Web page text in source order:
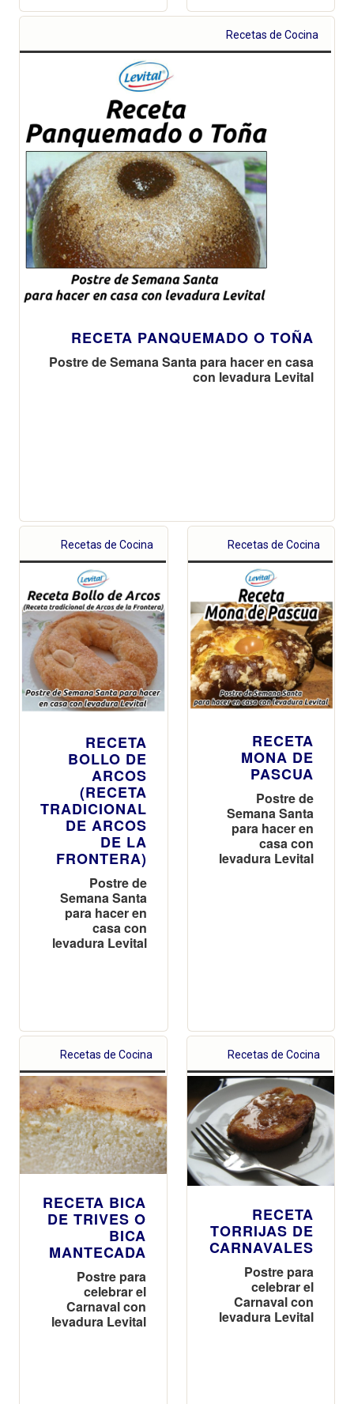
Recetas de Cocina
RECETA PANQUEMADO O TOÑA
Postre de Semana Santa para hacer en casa
con levadura Levital
Recetas de Cocina
RECETA
BOLLO DE
ARCOS
(RECETA
TRADICIONAL
DE ARCOS
DE LA
FRONTERA)
Postre de
Semana Santa
para hacer en
casa con
levadura Levital
Recetas de Cocina
RECETA
MONA DE
PASCUA
Postre de
Semana Santa
para hacer en
casa con
levadura Levital
Recetas de Cocina
RECETA BICA
DE TRIVES O
BICA
MANTECADA
Postre para
celebrar el
Carnaval con
levadura Levital
Recetas de Cocina
RECETA
TORRIJAS DE
CARNAVALES
Postre para
celebrar el
Carnaval con
levadura Levital